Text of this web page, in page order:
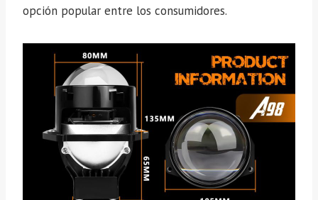
opción popular entre los consumidores.